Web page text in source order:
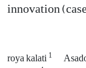
innovation
roya kalati1